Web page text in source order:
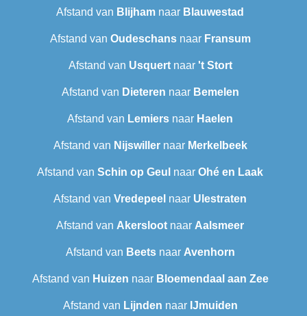
Afstand van Blijham naar Blauwestad
Afstand van Oudeschansnaar Fransum
Afstand van Usquertnaar 't Stort
Afstand van Dieteren naar Bemelen
Afstand van Lemiers naar Haelen
Afstand van Nijswillernaar Merkelbeek
Afstand van Schin op Geul naar Ohé en Laak
Afstand van Vredepeel naar Ulestraten
Afstand van Akersloot naar Aalsmeer
Afstand van Beetsnaar Avenhorn
Afstand van Huizen naar Bloemendaal aan Zee
Afstand van Lijnden naar IJmuiden